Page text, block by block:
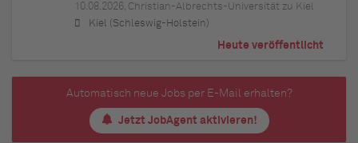
10.08.2026, Christian-Albrechts-Universität zu Kiel
Kiel (Schleswig-Holstein)
Heute veröffentlicht
Automatisch neue Jobs per E-Mail erhalten?
Jetzt JobAgent aktivieren!